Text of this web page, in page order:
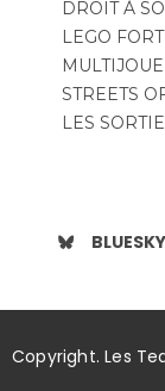
DROIT À
LEGO
STREETS
LES
BLUESKY
Copyright. Les